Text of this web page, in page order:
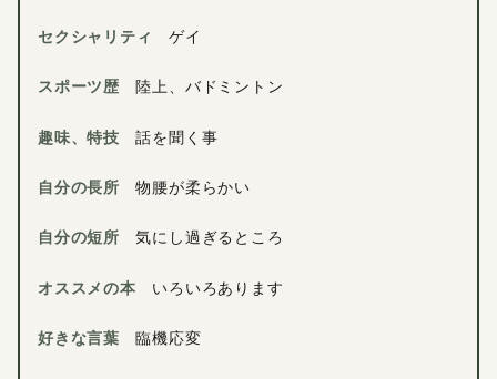
セクシャリティ ゲイ
スポーツ歴 陸上、バドミントン
趣味、特技 話を聞く事
自分の長所 物腰が柔らかい
自分の短所 気にし過ぎるところ
オススメの本 いろいろあります
好きな言葉 臨機応変